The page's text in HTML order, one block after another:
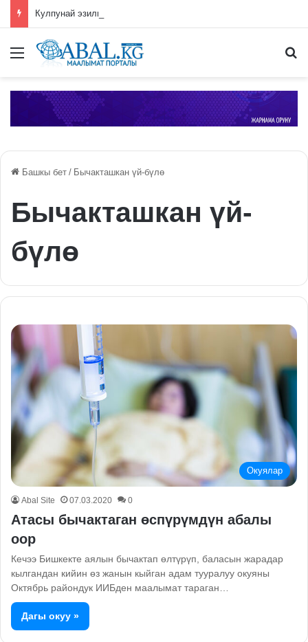
Меню
Башкы бет / Бычакташкан үй-бүлө
Бычакташкан үй-
бүлө
Окуялар
Abal Site 07.03.2020 0
Атасы бычактаган өспүрүмдүн абалы
оор
Кечээ Бишкекте аялын бычактап өлтүрүп, баласын жарадар
кылгандан кийин өз жанын кыйган адам тууралуу окуяны
Октябрь райондук ИИБден маалымат тараган…
Дагы окуу »